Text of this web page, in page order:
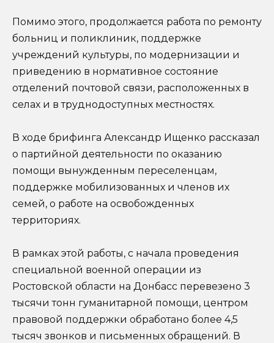
Помимо этого, продолжается работа по ремонту
больниц и поликлиник, поддержке
учреждений культуры, по модернизации и
приведению в нормативное состояние
отделений почтовой связи, расположенных в
селах и в труднодоступных местностях.
В ходе брифинга Александр Ищенко рассказал
о партийной деятельности по оказанию
помощи вынужденным переселенцам,
поддержке мобилизованных и членов их
семей, о работе на освобожденных
территориях.
В рамках этой работы, с начала проведения
специальной военной операции из
Ростовской области на Донбасс перевезено 3
тысячи тонн гуманитарной помощи, центром
правовой поддержки обработано более 4,5
тысяч звонков и письменных обращений. В